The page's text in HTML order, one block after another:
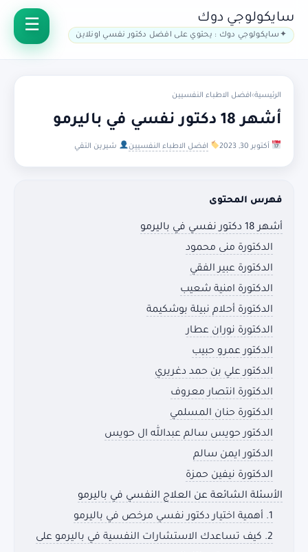
سايكولوجي دوك
سايكولوجي دوك : يحتوي على افضل دكتور نفسي اونلاين
الرئيسية›افضل الاطباء النفسيين
أشهر 18 دكتور نفسي في باليرمو
أكتوبر 30, 2023 افضل الاطباء النفسيين شيرين التقي
فهرس المحتوى
أشهر 18 دكتور نفسي في باليرمو
الدكتورة منى محمود
الدكتورة عبير الفقي
الدكتورة امنية شعيب
الدكتورة أحلام نبيلة بوشكيمة
الدكتورة نوران عطار
الدكتور عمرو حبيب
الدكتور علي بن حمد دغريري
الدكتورة انتصار معروف
الدكتورة حنان المسلمي
الدكتور حويس سالم عبدالله ال حويس
الدكتور ايمن سالم
الدكتورة نيفين حمزة
الأسئلة الشائعة عن العلاج النفسي في باليرمو
1. أهمية اختيار دكتور نفسي مرخص في باليرمو
2. كيف تساعدك الاستشارات النفسية في باليرمو على